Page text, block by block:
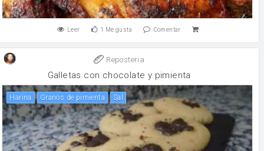
Leer 1 Me gusta Comentar
Reposteria
Galletas con chocolate y pimienta
harina Granos de pimienta sal